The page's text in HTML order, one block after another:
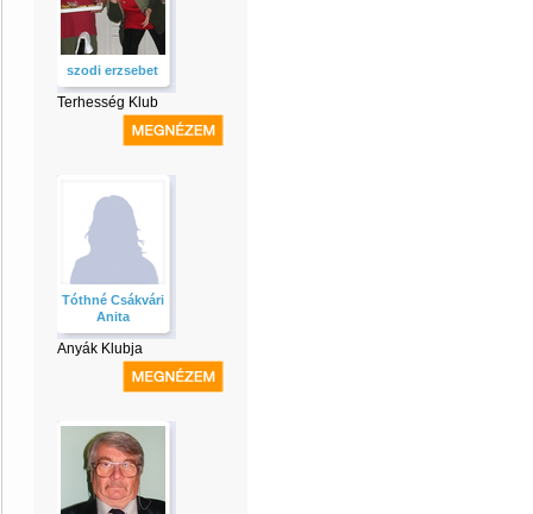
szodi erzsebet
Terhesség Klub
Tóthné Csákvári
Anita
Anyák Klubja